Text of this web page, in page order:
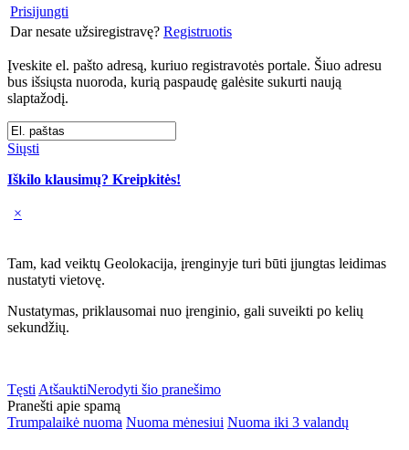
Prisijungti
Dar nesate užsiregistravę? Registruotis
Įveskite el. pašto adresą, kuriuo registravotės portale. Šiuo adresu
bus išsiųsta nuoroda, kurią paspaudę galėsite sukurti naują
slaptažodį.
Siųsti
Iškilo klausimų? Kreipkitės!
×
Tam, kad veiktų Geolokacija, įrenginyje turi būti įjungtas leidimas
nustatyti vietovę.
Nustatymas, priklausomai nuo įrenginio, gali suveikti po kelių
sekundžių.
Tęsti AtšauktiNerodyti šio pranešimo
Pranešti apie spamą
Trumpalaikė nuoma Nuoma mėnesiui Nuoma iki 3 valandų